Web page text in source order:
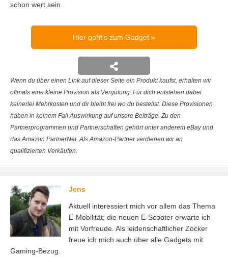
schon wert sein.
Hier geht's zum Gadget
Wenn du über einen Link auf dieser Seite ein Produkt kaufst, erhalten wir
oftmals eine kleine Provision als Vergütung. Für dich entstehen dabei
keinerlei Mehrkosten und dir bleibt frei wo du bestellst. Diese Provisionen
haben in keinem Fall Auswirkung auf unsere Beiträge. Zu den
Partnerprogrammen und Partnerschaften gehört unter anderem eBay und
das Amazon PartnerNet. Als Amazon-Partner verdienen wir an
qualifizierten Verkäufen.
Jens
Aktuell interessiert mich vor allem das Thema
E-Mobilität; die neuen E-Scooter erwarte ich
mit Vorfreude. Als leidenschaftlicher Zocker
freue ich mich auch über alle Gadgets mit
Gaming-Bezug.